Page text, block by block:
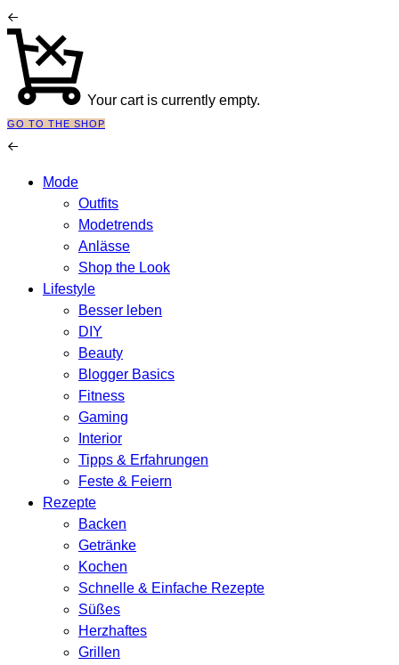
Your cart is currently empty.
GO TO THE SHOP
Mode
Outfits
Modetrends
Anlässe
Shop the Look
Lifestyle
Besser leben
DIY
Beauty
Blogger Basics
Fitness
Gaming
Interior
Tipps & Erfahrungen
Feste & Feiern
Rezepte
Backen
Getränke
Kochen
Schnelle & Einfache Rezepte
Süßes
Herzhaftes
Grillen